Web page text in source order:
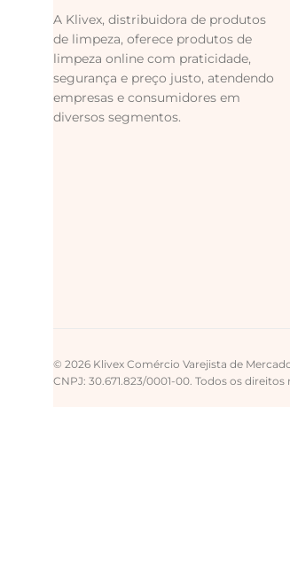
A Klivex, distribuidora de produtos
de limpeza, oferece produtos de
limpeza online com praticidade,
segurança e preço justo, atendendo
empresas e consumidores em
diversos segmentos.
© 2026 Klivex Comércio Varejista de
CNPJ: 30.671.823/0001-00. Todos os direitos